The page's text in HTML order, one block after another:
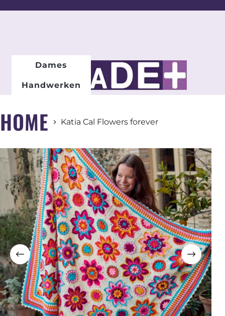
Dames
Handwerken
HOME Katia Cal Flowers forever